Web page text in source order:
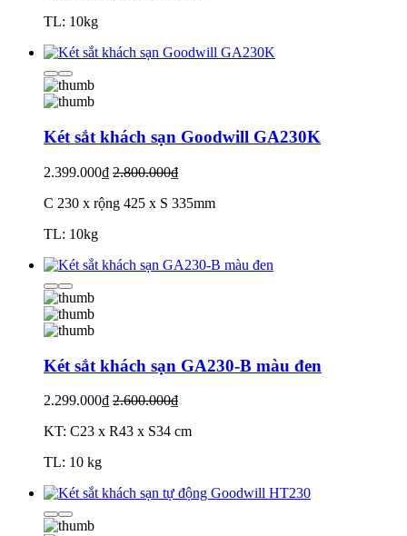
TL: 10kg
Két sắt khách sạn Goodwill GA230K
2.399.000₫ 2.800.000₫
C 230 x rộng 425 x S 335mm
TL: 10kg
Két sắt khách sạn GA230-B màu đen
2.299.000₫ 2.600.000₫
KT: C23 x R43 x S34 cm
TL: 10 kg